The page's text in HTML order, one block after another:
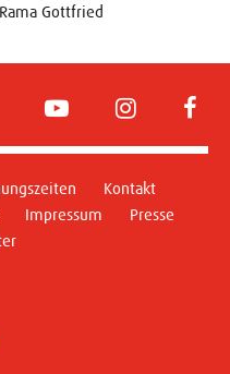
Gottfried
YouTube Instagram
Kontakt
Impressum
Presse